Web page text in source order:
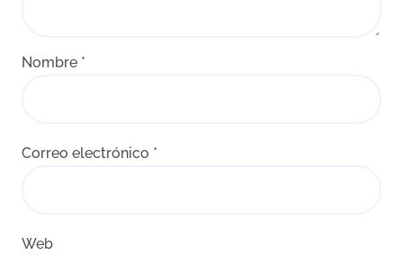
Nombre *
Correo electrónico *
Web